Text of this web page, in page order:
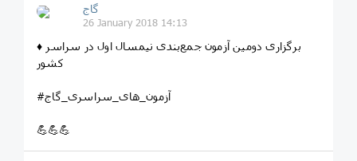
گاج
26 January 2018 14:13
♦️ برگزاری دومین آزمون جمع‌بندی نیمسال اول در سراسر
کشور
#آزمون_های_سراسری_گاج
💪💪💪